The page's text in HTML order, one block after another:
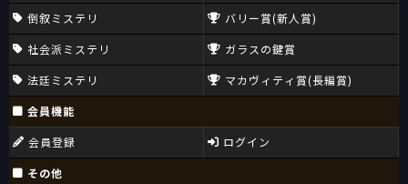
倒叙ミステリ
社会派ミステリ
法廷ミステリ
バリー賞(新人賞)
ガラスの鍵賞
マカヴィティ賞(長編賞)
会員機能
会員登録
ログイン
その他